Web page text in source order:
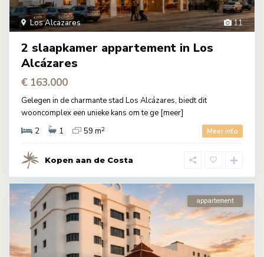
11
Los Alcazares
2 slaapkamer appartement in Los
Alcázares
€ 163.000
Gelegen in de charmante stad Los Alcázares, biedt dit
wooncomplex een unieke kans om te ge [meer]
2
1 59 m2 Meer info
Kopen aan de Costa
appartement